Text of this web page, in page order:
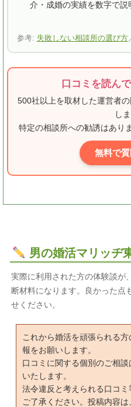
介・成婚の実績を数字で説
参考: 失敗しない相談所の選び方
口コミを読ん
500社以上を取材した運営者
し
特定の相談所への勧誘はあり
無料で
男の婚活マリッヂ
実際に利用された方の体験談が
断材料になります。良かった点
せください。
これから婚活を頑張られる
報をお願いします。
口コミに関する個別のご相談
いたします。
法令違反と考えられる口コ
ご了承ください。投稿内容